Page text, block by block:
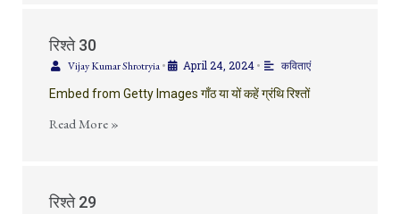
रिश्ते 30
Vijay Kumar Shrotryia• April 24, 2024•
कविताएं
Embed from Getty Images गाँठ या यों कहें ग्रंथि रिश्तों
Read More »
रिश्ते 29